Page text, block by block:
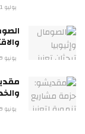
يوليو 1, 2026
يونيو 29, 2026
يونيو 29, 2026